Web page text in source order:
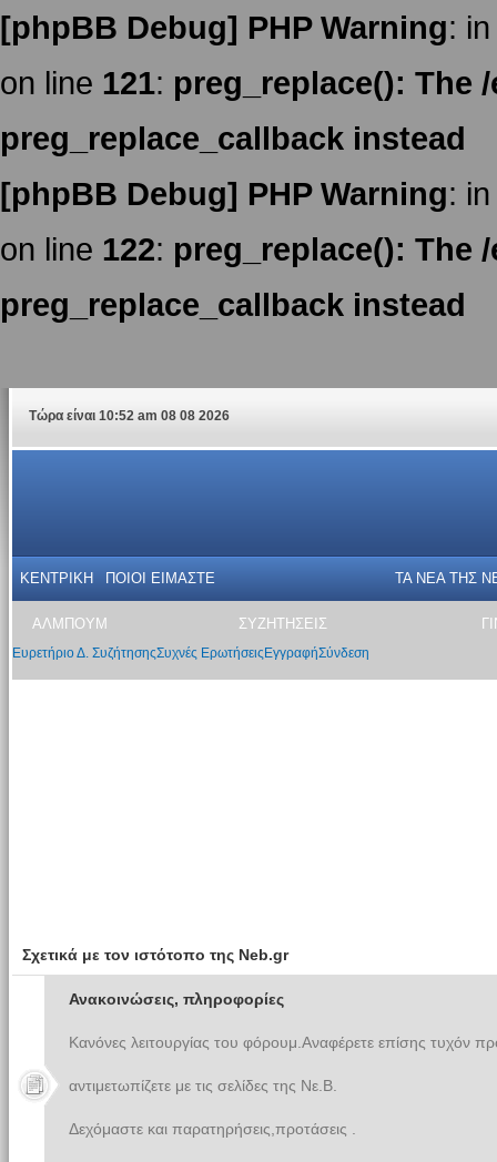
[phpBB Debug] PHP Warning:
on line 121: preg_replace(): The
preg_replace_callback instead
[phpBB Debug] PHP Warning:
on line 122: preg_replace(): The
preg_replace_callback instead
Τώρα είναι 10:52 am 08 08 2026
ΚΕΝΤΡΙΚΗ ΠΟΙΟΙ ΕΙΜΑΣΤΕ ΤΑ ΝΕΑ THΣ
ΑΛΜΠΟΥΜ ΣΥΖΗΤΗΣΕΙΣ
Ευρετήριο Δ. ΣυζήτησηςΣυχνές Ερωτήσεις ΕγγραφήΣύνδεση
Σχετικά με τον ιστότοπο της Neb.gr
Ανακοινώσεις, πληροφορίες
Κανόνες λειτουργίας του φόρουμ.Αναφέρετε επίσης τυχόν
αντιμετωπίζετε με τις σελίδες της Νε.Β.
Δεχόμαστε και παρατηρήσεις,προτάσεις .